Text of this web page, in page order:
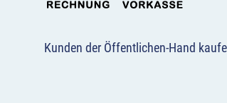
Kunden der Öffentlichen-Hand